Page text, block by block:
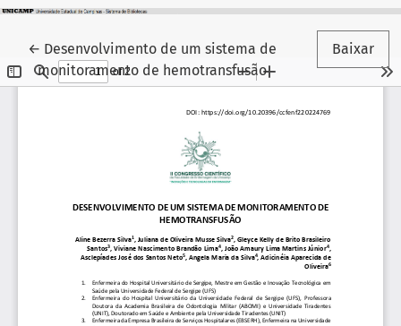
← Voltar aos Detalhes do Artigo
Desenvolvimento de um sistema de
monitoramento de hemotransfusão
Baixar